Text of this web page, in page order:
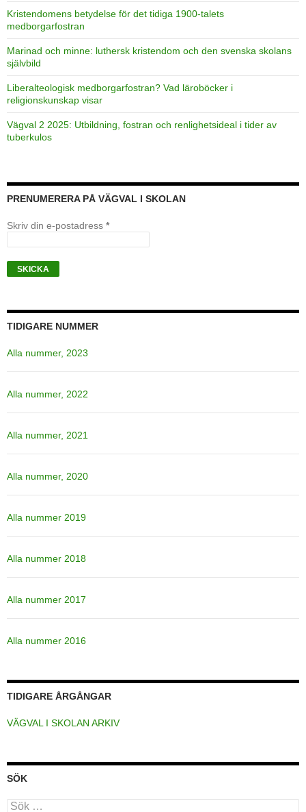
Kristendomens betydelse för det tidiga 1900-talets
medborgarfostran
Marinad och minne: luthersk kristendom och den svenska skolans
självbild
Liberalteologisk medborgarfostran? Vad läroböcker i
religionskunskap visar
Vägval 2 2025: Utbildning, fostran och renlighetsideal i tider av
tuberkulos
PRENUMERERA PÅ VÄGVAL I SKOLAN
Skriv din e-postadress *
TIDIGARE NUMMER
Alla nummer, 2023
Alla nummer, 2022
Alla nummer, 2021
Alla nummer, 2020
Alla nummer 2019
Alla nummer 2018
Alla nummer 2017
Alla nummer 2016
TIDIGARE ÅRGÅNGAR
VÄGVAL I SKOLAN ARKIV
SÖK
Sök